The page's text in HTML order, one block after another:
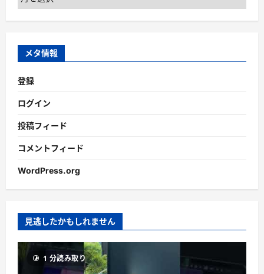
ー
カ
ブ
メタ情報
登録
ログイン
投稿フィード
コメントフィード
WordPress.org
見逃したかもしれません
1 分読み取り